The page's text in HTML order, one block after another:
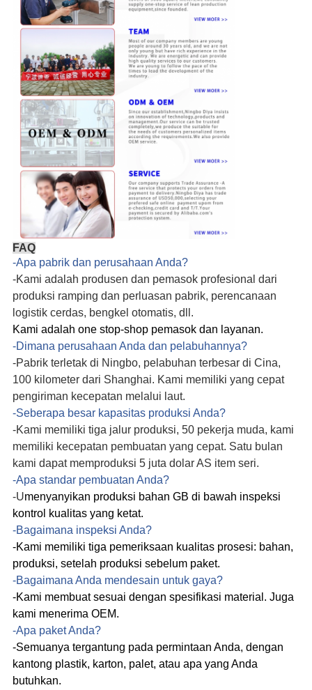
FAQ
-Apa pabrik dan perusahaan Anda?
-Kami adalah produsen dan pemasok profesional dari
produksi ramping dan perluasan pabrik, perencanaan
logistik cerdas, bengkel otomatis, dll.
Kami adalah one stop-shop pemasok dan layanan.
-Dimana perusahaan Anda dan pelabuhannya?
-Pabrikterletak di Ningbo, pelabuhan terbesar di Cina,
100 kilometer dari Shanghai. Kami memiliki yang cepat
pengiriman kecepatan melalui laut.
-Seberapa besar kapasitas produksi Anda?
-Kami memiliki tiga jalur produksi, 50 pekerja muda, kami
memiliki kecepatan pembuatan yang cepat. Satu bulan
kami dapat memproduksi 5 juta dolar AS item seri.
-Apa standar pembuatan Anda?
-Umenyanyikan produksi bahan GB di bawah inspeksi
kontrol kualitas yang ketat.
-Bagaimana inspeksi Anda?
-Kami memiliki tiga pemeriksaan kualitas prosesi: bahan,
produksi, setelah produksi sebelum paket.
-Bagaimana Anda mendesain untuk gaya?
-Kami membuat sesuai dengan spesifikasi material. Juga
kami menerima OEM.
-Apa paket Anda?
-Semuanya tergantung pada permintaan Anda, dengan
kantong plastik, karton, palet, atau apa yang Anda
butuhkan.